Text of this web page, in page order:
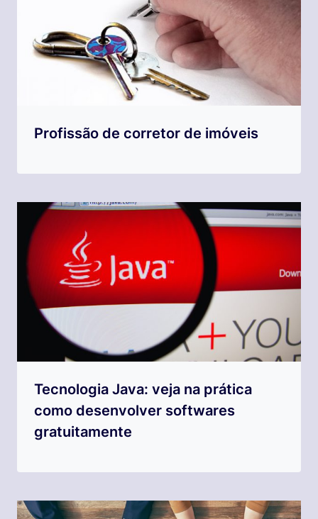
Profissão de corretor de imóveis
Tecnologia Java: veja na prática
como desenvolver softwares
gratuitamente